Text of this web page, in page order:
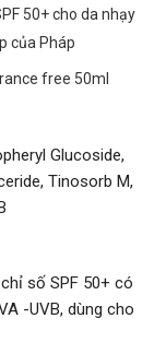
50+ cho da nhạy
của Pháp
Glucoside,
Tinosorb M,
số SPF 50+ có
-UVB, dùng cho